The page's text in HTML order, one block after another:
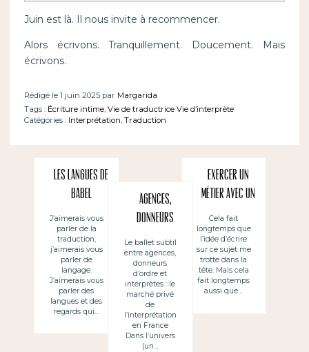
Juin est là. Il nous invite à recommencer.
Alors écrivons. Tranquillement. Doucement. Mais
écrivons.
Rédigé le 1 juin 2025 par Margarida
Tags : Écriture intime, Vie de traductrice Vie d’interprète
Catégories : Interprétation Traduction
Les langues de
Babel
J’aimerais vous
parler de la
traduction,
j’aimerais vous
parler de
langage.
J’aimerais vous
parler des
langues et des
regards qui…
Agences,
donneurs
d’ordre et
interprètes
Le ballet subtil
entre agences,
donneurs
d’ordre et
interprètes : le
marché privé
de
l’interprétation
en France
Dans l’univers
(un…
Exercer un
métier avec un
statut libéral
et se sentir en
même temps
chef
d’entreprise :
Cela fait
longtemps que
l’idée d’écrire
sur ce sujet me
trotte dans la
tête. Mais cela
fait longtemps
aussi que…